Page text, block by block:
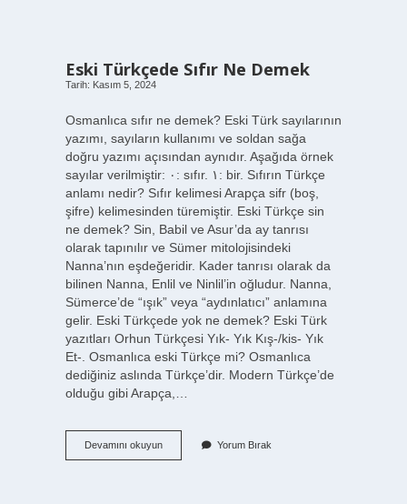
Eski Türkçede Sıfır Ne Demek
Tarih: Kasım 5, 2024
Osmanlıca sıfır ne demek? Eski Türk sayılarının
yazımı, sayıların kullanımı ve soldan sağa
doğru yazımı açısından aynıdır. Aşağıda örnek
sayılar verilmiştir: ۰: sıfır. ۱: bir. Sıfırın Türkçe
anlamı nedir? Sıfır kelimesi Arapça sifr (boş,
şifre) kelimesinden türemiştir. Eski Türkçe sin
ne demek? Sin, Babil ve Asur’da ay tanrısı
olarak tapınılır ve Sümer mitolojisindeki
Nanna’nın eşdeğeridir. Kader tanrısı olarak da
bilinen Nanna, Enlil ve Ninlil’in oğludur. Nanna,
Sümerce’de “ışık” veya “aydınlatıcı” anlamına
gelir. Eski Türkçede yok ne demek? Eski Türk
yazıtları Orhun Türkçesi Yık- Yık Kış-/kis- Yık
Et-. Osmanlıca eski Türkçe mi? Osmanlıca
dediğiniz aslında Türkçe’dir. Modern Türkçe’de
olduğu gibi Arapça,…
Devamını okuyunEski
Türkçede
Yorum Bırak